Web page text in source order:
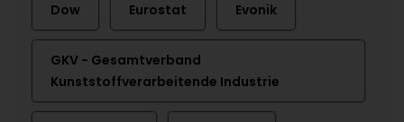
Dow Eurostat Evonik
GKV - Gesamtverband
Kunststoffverarbeitende Industrie